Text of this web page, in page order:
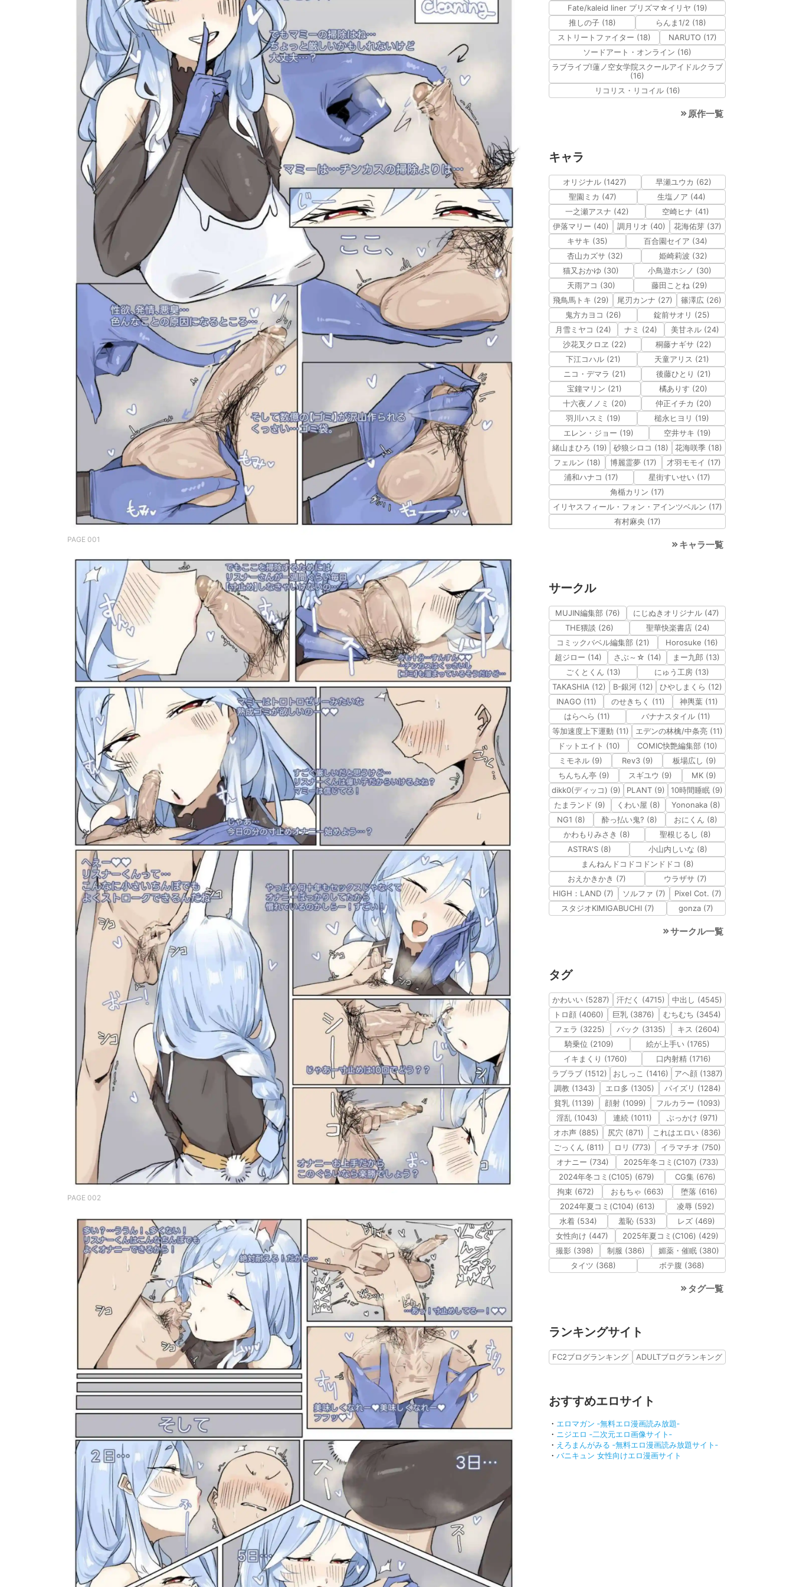
PAGE 001
PAGE 002
Fate/kaleid liner プリズマ☆イリヤ (19)
推しの子 (18)
らんま1/2 (18)
ストリートファイター (18)
NARUTO (17)
ソードアート・オンライン (16)
ラブライブ!蓮ノ空女学院スクールアイドルクラブ
(16)
リコリス・リコイル (16)
原作一覧
キャラ
オリジナル (1427)
早瀬ユウカ (62)
聖園ミカ (47)
生塩ノア (44)
一之瀬アスナ (42)
空崎ヒナ (41)
伊落マリー (40)
調月リオ (40)
花海佑芽 (37)
キサキ (35)
百合園セイア (34)
杏山カズサ (32)
姫崎莉波 (32)
猫又おかゆ (30)
小鳥遊ホシノ (30)
天雨アコ (30)
藤田ことね (29)
飛鳥馬トキ (29)
尾刃カンナ (27)
篠澤広 (26)
鬼方カヨコ (26)
錠前サオリ (25)
月雪ミヤコ (24)
ナミ (24)
美甘ネル (24)
沙花叉クロヱ (22)
桐藤ナギサ (22)
下江コハル (21)
天童アリス (21)
ニコ・デマラ (21)
後藤ひとり (21)
宝鐘マリン (21)
橘ありす (20)
十六夜ノノミ (20)
仲正イチカ (20)
羽川ハスミ (19)
槌永ヒヨリ (19)
エレン・ジョー (19)
空井サキ (19)
緒山まひろ (19)
砂狼シロコ (18)
花海咲季 (18)
フェルン (18)
博麗霊夢 (17)
才羽モモイ (17)
浦和ハナコ (17)
星街すいせい (17)
角楯カリン (17)
イリヤスフィール・フォン・アインツベルン (17)
有村麻央 (17)
キャラ一覧
サークル
MUJIN編集部 (76)
にじぬきオリジナル (47)
THE猥談 (26)
聖華快楽書店 (24)
コミックバベル編集部 (21)
Horosuke (16)
超ジロー (14)
さぶ～☆ (14)
まー九郎 (13)
ごくとくん (13)
にゅう工房 (13)
TAKASHIA (12)
B-銀河 (12)
ひやしまくら (12)
INAGO (11)
のせきちく (11)
神輿葉 (11)
はらへら (11)
バナナスタイル (11)
等加速度上下運動 (11)
エデンの林檎/中条亮 (11)
ドットエイト (10)
COMIC快艶編集部 (10)
ミモネル (9)
Rev3 (9)
板場広し (9)
ちんちん亭 (9)
スギユウ (9)
MK (9)
dikk0(ディッコ) (9)
PLANT (9)
10時間睡眠 (9)
たまランド (9)
くわい屋 (8)
Yononaka (8)
NG1 (8)
酔っ払い鬼? (8)
おにくん (8)
かわもりみさき (8)
聖根じるし (8)
ASTRA'S (8)
小山内しいな (8)
まんねんドコドコドンドドコ (8)
おえかきかき (7)
ウラザサ (7)
HIGH：LAND (7)
ソルファ (7)
Pixel Cot. (7)
スタジオKIMIGABUCHI (7)
gonza (7)
サークル一覧
タグ
かわいい (5287) 汗だく (4715)
中出し (4545)
トロ顔 (4060)
巨乳 (3876)
むちむち (3454)
フェラ (3225)
バック (3135)
キス (2604)
騎乗位 (2109)
絵が上手い (1765)
イキまくり (1760)
口内射精 (1716)
ラブラブ (1512)
おしっこ (1416)
アヘ顔 (1387)
調教 (1343)
エロ多 (1305)
パイズリ (1284)
貧乳 (1139)
顔射 (1099)
フルカラー (1093)
淫乱 (1043)
連続 (1011)
ぶっかけ (971)
オホ声 (885)
尻穴 (871)
これはエロい (836)
ごっくん (811)
ロリ (773)
イラマチオ (750)
オナニー (734)
2025年冬コミ(C107) (733)
2024年冬コミ(C105) (679)
CG集 (676)
拘束 (672)
おもちゃ (663)
堕落 (616)
2024年夏コミ(C104) (613)
凌辱 (592)
水着 (534)
羞恥 (533)
レズ (469)
女性向け (447)
2025年夏コミ(C106) (429)
撮影 (398)
制服 (386)
媚薬・催眠 (380)
タイツ (368)
ボテ腹 (368)
タグ一覧
ランキングサイト
FC2ブログランキング ADULTブログランキング
おすすめエロサイト
・ エロマガン ‐無料エロ漫画読み放題‐
・ ニジエロ ‐二次元エロ画像サイト‐
・ えろまんがみる ‐無料エロ漫画読み放題サイト‐
・ バニキュン 女性向けエロ漫画サイト